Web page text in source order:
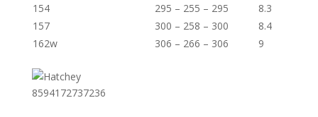
154
295 – 255 – 295
8.3
157
300 – 258 – 300
8.4
162w
306 – 266 – 306 9
8594172737236